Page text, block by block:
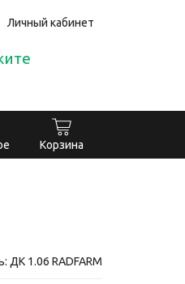
Личный кабинет
Корзина
ДК 1.06 RADFARM